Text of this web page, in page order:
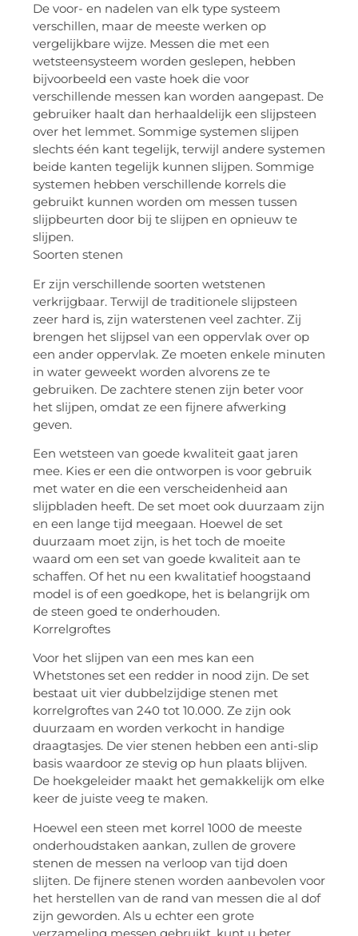
De voor- en nadelen van elk type systeem
verschillen, maar de meeste werken op
vergelijkbare wijze. Messen die met een
wetsteensysteem worden geslepen, hebben
bijvoorbeeld een vaste hoek die voor
verschillende messen kan worden aangepast. De
gebruiker haalt dan herhaaldelijk een slijpsteen
over het lemmet. Sommige systemen slijpen
slechts één kant tegelijk, terwijl andere systemen
beide kanten tegelijk kunnen slijpen. Sommige
systemen hebben verschillende korrels die
gebruikt kunnen worden om messen tussen
slijpbeurten door bij te slijpen en opnieuw te
slijpen.
Soorten stenen
Er zijn verschillende soorten wetstenen
verkrijgbaar. Terwijl de traditionele slijpsteen
zeer hard is, zijn waterstenen veel zachter. Zij
brengen het slijpsel van een oppervlak over op
een ander oppervlak. Ze moeten enkele minuten
in water geweekt worden alvorens ze te
gebruiken. De zachtere stenen zijn beter voor
het slijpen, omdat ze een fijnere afwerking
geven.
Een wetsteen van goede kwaliteit gaat jaren
mee. Kies er een die ontworpen is voor gebruik
met water en die een verscheidenheid aan
slijpbladen heeft. De set moet ook duurzaam zijn
en een lange tijd meegaan. Hoewel de set
duurzaam moet zijn, is het toch de moeite
waard om een set van goede kwaliteit aan te
schaffen. Of het nu een kwalitatief hoogstaand
model is of een goedkope, het is belangrijk om
de steen goed te onderhouden.
Korrelgroftes
Voor het slijpen van een mes kan een
Whetstones set een redder in nood zijn. De set
bestaat uit vier dubbelzijdige stenen met
korrelgroftes van 240 tot 10.000. Ze zijn ook
duurzaam en worden verkocht in handige
draagtasjes. De vier stenen hebben een anti-slip
basis waardoor ze stevig op hun plaats blijven.
De hoekgeleider maakt het gemakkelijk om elke
keer de juiste veeg te maken.
Hoewel een steen met korrel 1000 de meeste
onderhoudstaken aankan, zullen de grovere
stenen de messen na verloop van tijd doen
slijten. De fijnere stenen worden aanbevolen voor
het herstellen van de rand van messen die al dof
zijn geworden. Als u echter een grote